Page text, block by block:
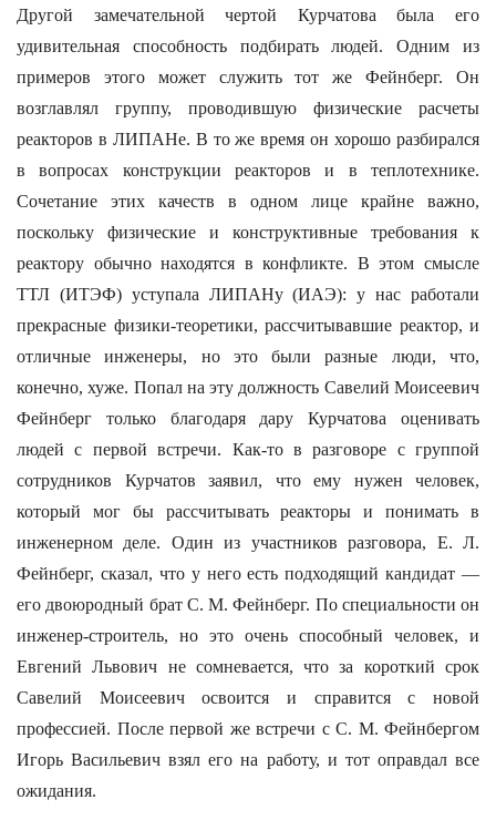
Другой замечательной чертой Курчатова была его
удивительная способность подбирать людей. Одним из
примеров этого может служить тот же Фейнберг. Он
возглавлял группу, проводившую физические расчеты
реакторов в ЛИПАНе. В то же время он хорошо разбирался
в вопросах конструкции реакторов и в теплотехнике.
Сочетание этих качеств в одном лице крайне важно,
поскольку физические и конструктивные требования к
реактору обычно находятся в конфликте. В этом смысле
ТТЛ (ИТЭФ) уступала ЛИПАНу (ИАЭ): у нас работали
прекрасные физики-теоретики, рассчитывавшие реактор, и
отличные инженеры, но это были разные люди, что,
конечно, хуже. Попал на эту должность Савелий Моисеевич
Фейнберг только благодаря дару Курчатова оценивать
людей с первой встречи. Как-то в разговоре с группой
сотрудников Курчатов заявил, что ему нужен человек,
который мог бы рассчитывать реакторы и понимать в
инженерном деле. Один из участников разговора, Е. Л.
Фейнберг, сказал, что у него есть подходящий кандидат —
его двоюродный брат С. М. Фейнберг. По специальности он
инженер-строитель, но это очень способный человек, и
Евгений Львович не сомневается, что за короткий срок
Савелий Моисеевич освоится и справится с новой
профессией. После первой же встречи с С. М. Фейнбергом
Игорь Васильевич взял его на работу, и тот оправдал все
ожидания.